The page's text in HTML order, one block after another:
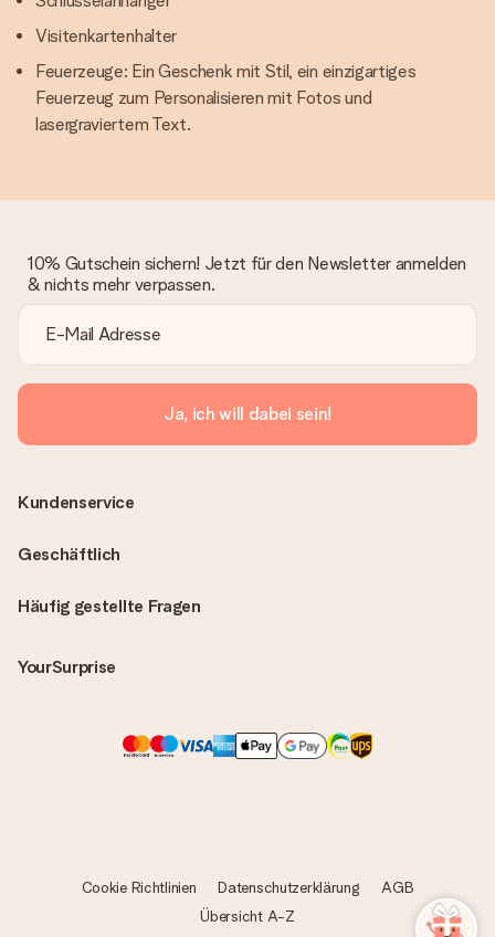
Visitenkartenhalter
Feuerzeuge: Ein Geschenk mit Stil, ein einzigartiges
Feuerzeug zum Personalisieren mit Fotos und
lasergraviertem Text.
10% Gutschein sichern! Jetzt für den Newsletter anmelden
& nichts mehr verpassen.
Ja, ich will dabei sein!
Häufig gestellte Fragen
YourSurprise
Kundenservice
Geschäftlich
Cookie Richtlinien Datenschutzerklärung
AGB
Übersicht A-Z